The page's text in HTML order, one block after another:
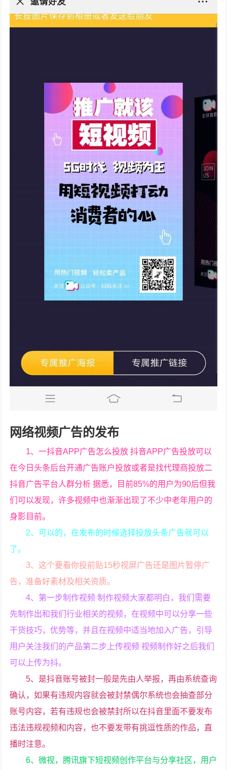
网络视频广告的发布
1、一抖音APP广告怎么投放 抖音APP广告投放可以
在今日头条后台开通广告账户投放或者是找代理商投放二
抖音广告平台人群分析 据悉，目前85%的用户为90后但我
们可以发现，许多视频中也渐渐出现了不少中老年用户的
身影目前。
2、可以的，在发布的时候选择投放头条广告就可以
了。
3、这个要看你投前贴15秒视屏广告还是图片暂停广
告，准备好素材及相关资质。
4、第一步制作视频 制作视频大家都明白，我们需要
先制作出和我们行业相关的视频，在视频中可以分享一些
干货技巧，优势等，并且在视频中适当地加入广告，引导
用户关注我们的产品第二步上传视频 视频制作好之后我们
可以上传为抖。
5、是抖音账号被封一般是先由人举报，再由系统查询
确认，如果有违规内容就会被封禁偶尔系统也会抽查部分
账号内容，若有违规也会被禁封所以在抖音里面不要发布
违法违规视频和内容，也不要发带有挑逗性质的作品，直
播时注意。
6、微视，腾讯旗下短视频创作平台与分享社区，用户